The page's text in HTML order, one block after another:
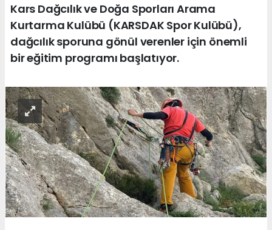
Kars Dağcılık ve Doğa Sporları Arama
Kurtarma Kulübü (KARSDAK Spor Kulübü),
dağcılık sporuna gönül verenler için önemli
bir eğitim programı başlatıyor.